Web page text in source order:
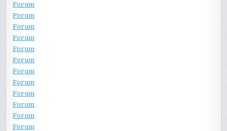
Forum
Forum
Forum
Forum
Forum
Forum
Forum
Forum
Forum
Forum
Forum
Forum